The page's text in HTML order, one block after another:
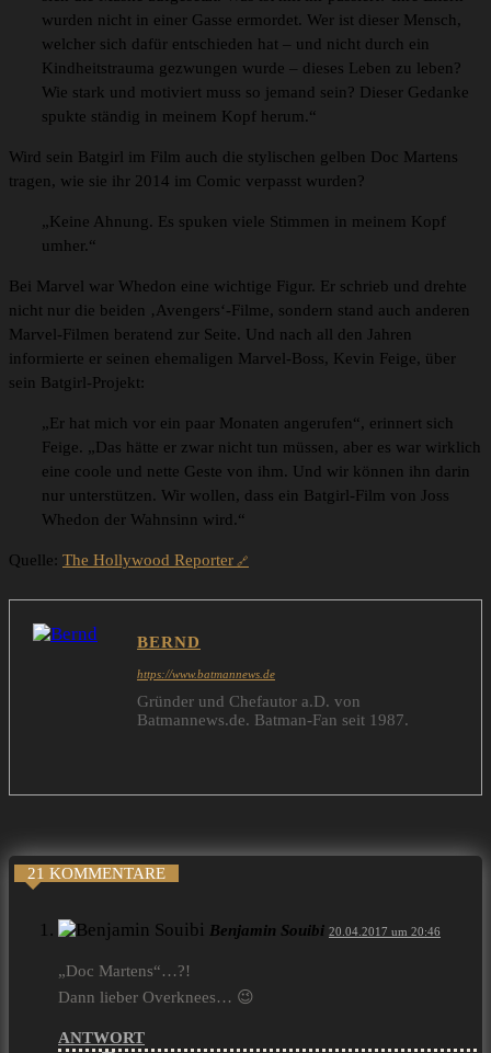
wurden nicht in einer Gasse ermordet. Wer ist dieser Mensch,
welcher sich dafür entschieden hat – und nicht durch ein
Kindheitstrauma gezwungen wurde – dieses Leben zu leben?
Wie stark und motiviert muss so jemand sein? Dieser Gedanke
spukte ständig in meinem Kopf herum.“
Wird sein Batgirl im Film auch die stylischen gelben Doc Martens
tragen, wie sie ihr 2014 im Comic verpasst wurden?
„Keine Ahnung. Es spuken viele Stimmen in meinem Kopf
umher.“
Bei Marvel war Whedon eine wichtige Figur. Er schrieb und drehte
nicht nur die beiden ‚Avengers‘-Filme, sondern stand auch anderen
Marvel-Filmen beratend zur Seite. Und nach all den Jahren
informierte er seinen ehemaligen Marvel-Boss, Kevin Feige, über
sein Batgirl-Projekt:
„Er hat mich vor ein paar Monaten angerufen“, erinnert sich
Feige. „Das hätte er zwar nicht tun müssen, aber es war wirklich
eine coole und nette Geste von ihm. Und wir können ihn darin
nur unterstützen. Wir wollen, dass ein Batgirl-Film von Joss
Whedon der Wahnsinn wird.“
Quelle: The Hollywood Reporter
BERND
https://www.batmannews.de
Gründer und Chefautor a.D. von
Batmannews.de. Batman-Fan seit 1987.
21 KOMMENTARE
Benjamin Souibi 20.04.2017 um 20:46
„Doc Martens“…?!
Dann lieber Overknees… 😉
ANTWORT